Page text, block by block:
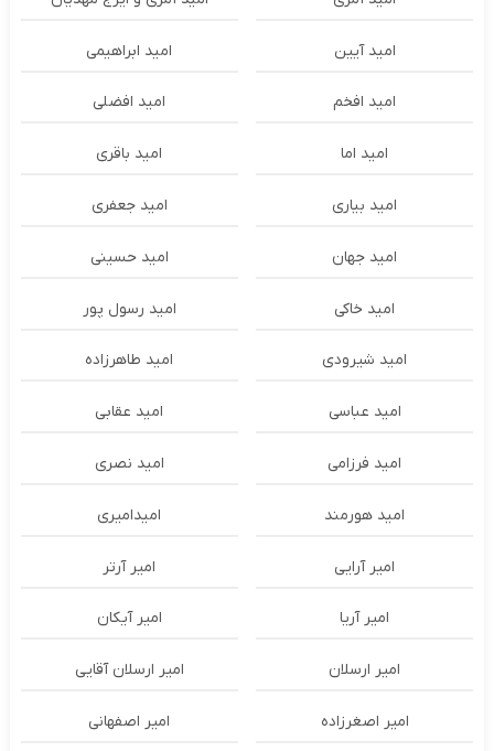
امید آیین امید ابراهیمی
امید افخم امید افضلی
امید اما امید باقری
امید بیاری امید جعفری
امید جهان امید حسینی
امید خاکی امید رسول پور
امید شیرودی امید طاهرزاده
امید عباسی امید عقابی
امید فرزامی امید نصری
امید هورمند امیدامیری
امیر آرایی امیر آرتر
امیر آریا امیر آیکان
امیر ارسلان امیر ارسلان آقایی
امیر اصغرزاده امیر اصفهانی